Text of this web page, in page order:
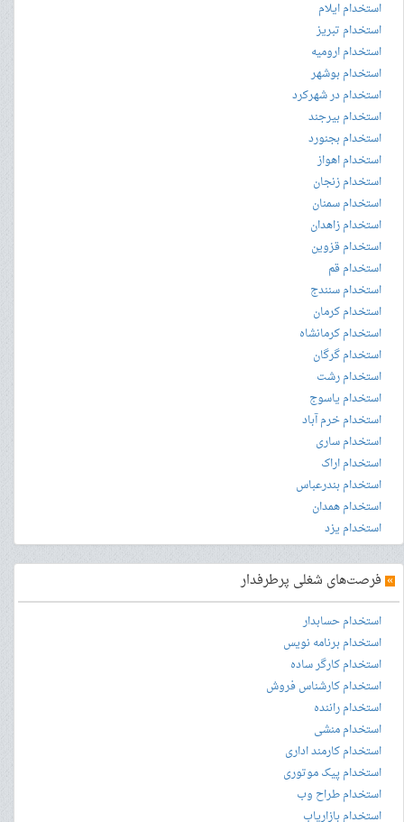
استخدام ایلام
استخدام تبریز
استخدام ارومیه
استخدام بوشهر
استخدام در شهرکرد
استخدام بیرجند
استخدام بجنورد
استخدام اهواز
استخدام زنجان
استخدام سمنان
استخدام زاهدان
استخدام قزوین
استخدام قم
استخدام سنندج
استخدام کرمان
استخدام کرمانشاه
استخدام گرگان
استخدام رشت
استخدام یاسوج
استخدام خرم آباد
استخدام ساری
استخدام اراک
استخدام بندرعباس
استخدام همدان
استخدام یزد
» فرصت‌های شغلی پرطرفدار
استخدام حسابدار
استخدام برنامه نویس
استخدام کارگر ساده
استخدام کارشناس فروش
استخدام راننده
استخدام منشی
استخدام کارمند اداری
استخدام پیک موتوری
استخدام طراح وب
استخدام بازاریاب